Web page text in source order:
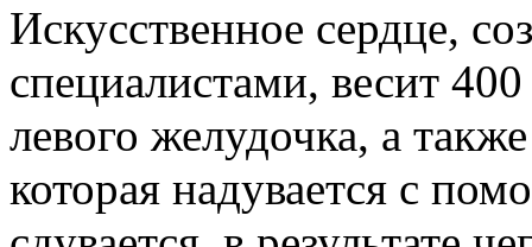
Искусственное сердце,
специалистами, весит
левого желудочка, а
которая надувается с